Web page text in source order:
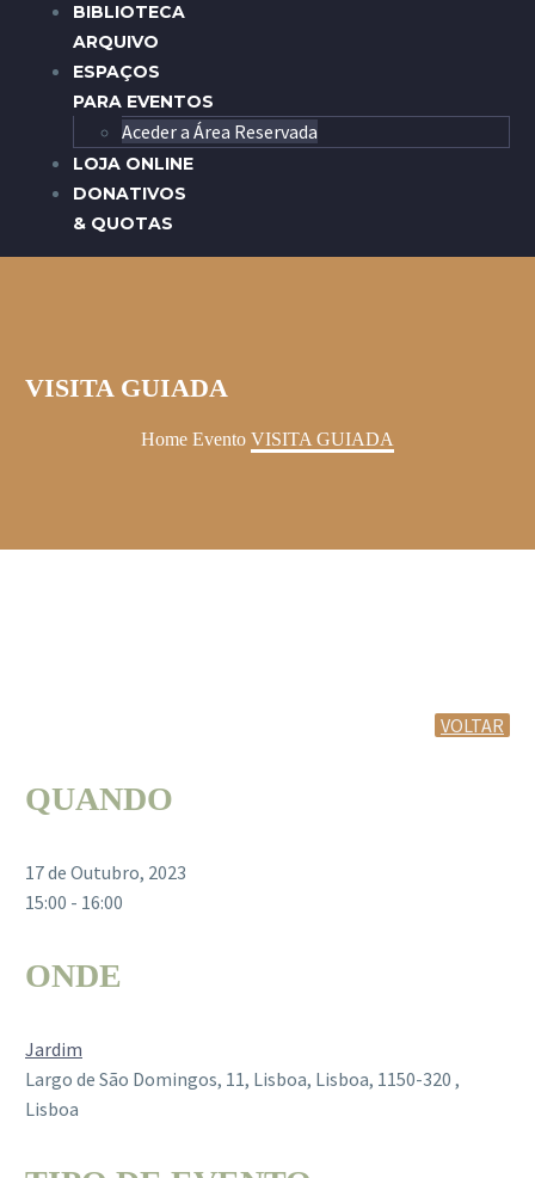
BIBLIOTECA
ARQUIVO
ESPAÇOS
PARA EVENTOS
Aceder a Área Reservada
LOJA ONLINE
DONATIVOS
& QUOTAS
VISITA GUIADA
Home Evento VISITA GUIADA
VOLTAR
QUANDO
17 de Outubro, 2023
15:00 - 16:00
ONDE
Jardim
Largo de São Domingos, 11, Lisboa, Lisboa, 1150-320 ,
Lisboa